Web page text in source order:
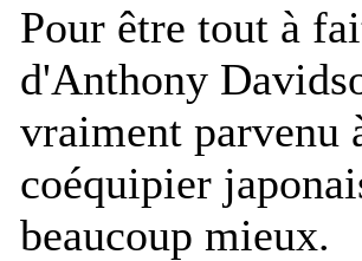
Pour être tout à
d'Anthony
vraiment parvenu
coéquipier
beaucoup mieux.